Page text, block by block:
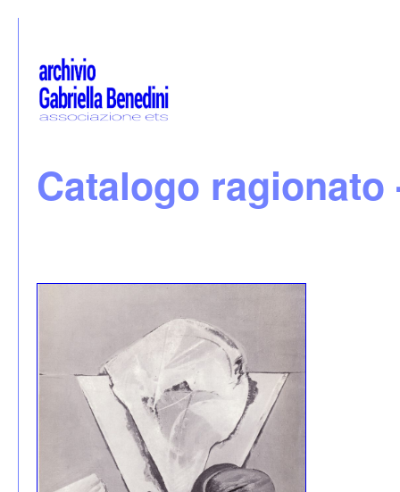
Catalogo ragionato